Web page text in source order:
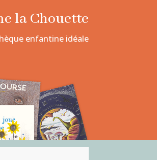
la Chouette
enfantine idéale